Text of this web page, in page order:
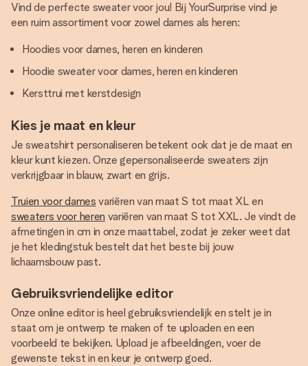
Vind de perfecte sweater voor jou! Bij YourSurprise vind je
een ruim assortiment voor zowel dames als heren:
Hoodies voor dames, heren en kinderen
Hoodie sweater voor dames, heren en kinderen
Kersttrui met kerstdesign
Kies je maat en kleur
Je sweatshirt personaliseren betekent ook dat je de maat en
kleur kunt kiezen. Onze gepersonaliseerde sweaters zijn
verkrijgbaar in blauw, zwart en grijs.
Truien voor dames variëren van maat S tot maat XL en
sweaters voor heren variëren van maat S tot XXL. Je vindt de
afmetingen in cm in onze maattabel, zodat je zeker weet dat
je het kledingstuk bestelt dat het beste bij jouw
lichaamsbouw past.
Gebruiksvriendelijke editor
Onze online editor is heel gebruiksvriendelijk en stelt je in
staat om je ontwerp te maken of te uploaden en een
voorbeeld te bekijken. Upload je afbeeldingen, voer de
gewenste tekst in en keur je ontwerp goed.